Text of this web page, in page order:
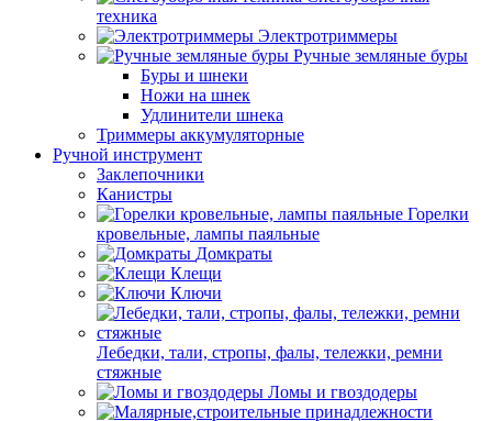
техника
Электротриммеры
Ручные земляные буры
Буры и шнеки
Ножи на шнек
Удлинители шнека
Триммеры аккумуляторные
Ручной инструмент
Заклепочники
Канистры
Горелки
кровельные, лампы паяльные
Домкраты
Клещи
Ключи
Лебедки, тали, стропы, фалы, тележки, ремни
стяжные
Ломы и гвоздодеры